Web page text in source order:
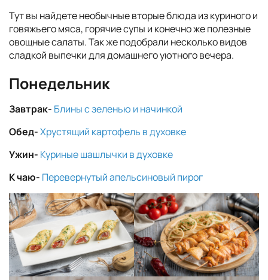
Тут вы найдете необычные вторые блюда из куриного и
говяжьего мяса, горячие супы и конечно же полезные
овощные салаты. Так же подобрали несколько видов
сладкой выпечки для домашнего уютного вечера.
Понедельник
Завтрак- Блины с зеленью и начинкой
Обед-Хрустящий картофель в духовке
Ужин- Куриные шашлычки в духовке
К чаю- Перевернутый апельсиновый пирог